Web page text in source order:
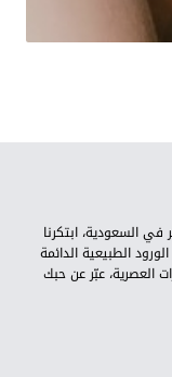
عام 2014 بمدينة الخبر في السعودية، ابتكرنا
الطبيعية الدائمة
العصرية، عبّر عن حبك